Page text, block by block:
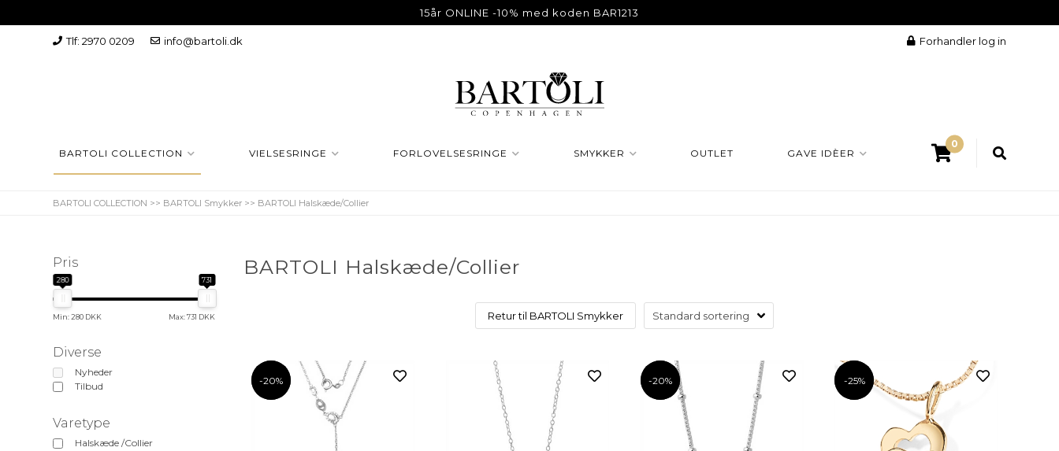
15år ONLINE -10% med koden BAR1213
Tlf: 2970 0209 info@bartoli.dk Forhandler log in
BARTOLI COLLECTION VIELSESRINGE FORLOVELSESRINGE SMYKKER OUTLET GAVE IDÈER
0
BARTOLI COLLECTION >> BARTOLI Smykker >> BARTOLI Halskæde/Collier
Pris
280 731
Min: 280 DKK Max: 731 DKK
Diverse
Nyheder
Tilbud
Varetype
Halskæde /Collier
BARTOLI Halskæde/Collier
Retur til BARTOLI Smykker
-20%
-20% -20%
-20% -25%
-25%